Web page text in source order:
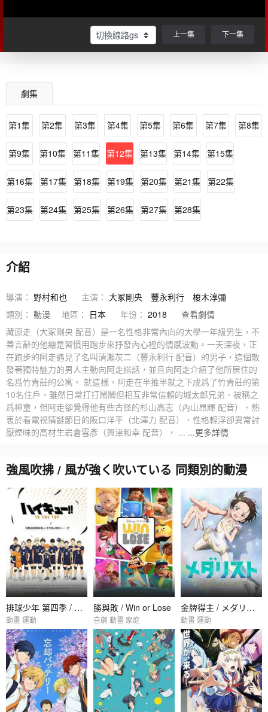
上一集 下一集
劇集
第1集 第2集 第3集 第4集 第5集 第6集 第7集 第8集
第9集 第10集 第11集 第12集 第13集 第14集 第15集
第16集 第17集 第18集 第19集 第20集 第21集 第22集
第23集 第24集 第25集 第26集 第27集 第28集
介紹
導演： 野村和也 主演： 大冢剛央 豐永利行
榎木淳彌
類別： 動漫 地區： 日本 年份： 2018
查看劇情
藏原走（大冢剛央 配音）是一名性格非常內向的大學一年級男生，不
善言辭的他總是習慣用跑步來抒發內心裡的情感波動。一天深夜，正
在跑步的阿走遇見了名叫清瀨灰二（豐永利行 配音）的男子，這個散
發著獨特魅力的男人主動向阿走搭話，並且向阿走介紹了他所居住的
名爲竹青莊的公寓。 就這樣，阿走在半推半就之下成爲了竹青莊的第
10名住戶。雖然日常打打鬧鬧但相互非常信賴的城太郎兄弟、被稱之
爲神童，但阿走卻覺得他有些古怪的杉山高志（內山昂輝 配音）、熱
衷於看電視猜謎節目的阪口洋平（北澤力 配音）、性格輕浮卻異常討
厭煙味的高材生岩倉雪彥（興津和幸 配音）， ... ...更多詳情
強風吹拂 / 風が強く吹いている 同類別的動漫
排球少年 第四季 / ハイキュー!! TO THE TOP
動畫 運動
勝與敗 / Win or Lose
喜劇 動畫 家庭
金牌得主 / メダリスト
動畫 運動